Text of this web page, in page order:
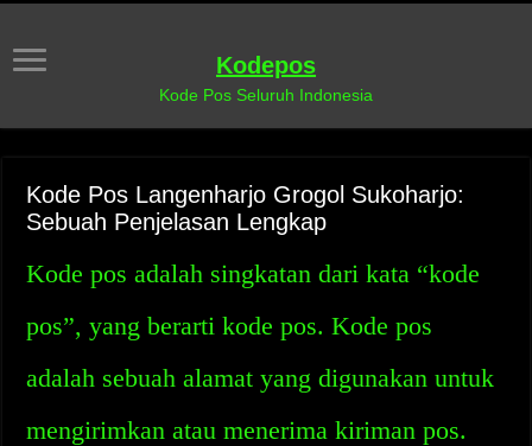
Kodepos
Kode Pos Seluruh Indonesia
Kode Pos Langenharjo Grogol Sukoharjo:
Sebuah Penjelasan Lengkap
Kode pos adalah singkatan dari kata “kode
pos”, yang berarti kode pos. Kode pos
adalah sebuah alamat yang digunakan untuk
mengirimkan atau menerima kiriman pos.